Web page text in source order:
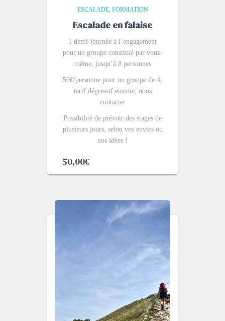
ESCALADE FORMATION
Escalade en falaise
1 demi-journée à l’engagement
pour un groupe constitué par vous-
même, jusqu’à 8 personnes
50€/personne pour un groupe de 4,
tarif dégressif ensuite, nous
contacter
Possibilité de prévoir des stages de
plusieurs jours, selon vos envies ou
nos idées !
50,00€